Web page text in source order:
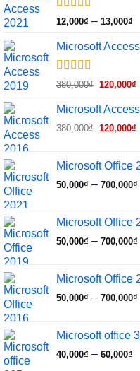
5.00trên 5
dựa trên
1
đánh giá
12,000₫ – 13,000₫
từ
Microsoft
5.00trên 5
dựa trên
1
đánh giá
380,000₫ Giá
là:
120,000₫
Microsoft
380,000₫ Giá
120,000₫
Microsoft Office
50,000₫ – 700,000₫
Microsoft Office
50,000₫ – 700,000₫
Microsoft Office
50,000₫ – 700,000₫
Microsoft office
40,000₫ – 60,000₫